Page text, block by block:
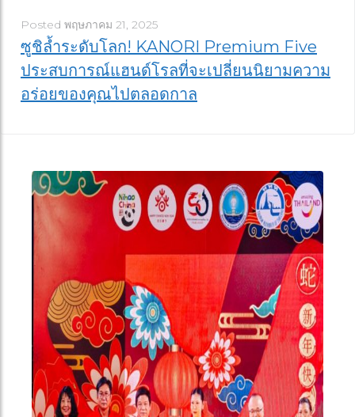
Posted พฤษภาคม 21, 2025
ซูชิล้ำระดับโลก! KANORI Premium Five
ประสบการณ์แฮนด์โรลที่จะเปลี่ยนนิยามความ
อร่อยของคุณไปตลอดกาล